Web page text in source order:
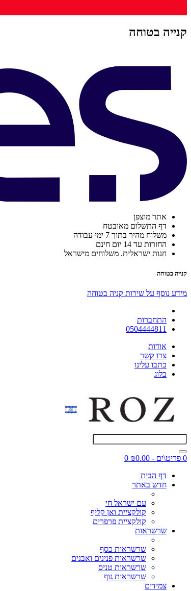
קנייה בטוחה
אתר מוצפן
דף התשלום מאובטח
משלוח מהיר בתוך 7 ימי עבודה
החזרות עד 14 יום חינם
חנות ישראלית. משלוחים מישראל
קנייה בטוחה
מידע נוסף על שירות קניה בטוחה
התחברות
0504444811
אודות
צרו קשר
כתבו עלינו
בלוג
0 פריט\ים - ₪0.00
0
דף הבית
חדש באתר
עם ישראל חי
קולקציית ואן קליף
קולקציית פרפרים
שרשראות
שרשראות כסף
שרשראות פנינים ואבנים
שרשראות טניס
שרשראות גוף
צמידים